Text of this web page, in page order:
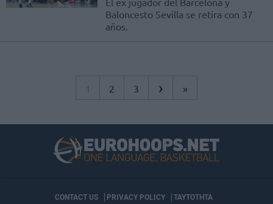
Baloncesto Sevilla se retira con 37
años.
1 2 3 › »
CONTACT US PRIVACY POLICY ΤΑΥΤΟΤΗΤΑ